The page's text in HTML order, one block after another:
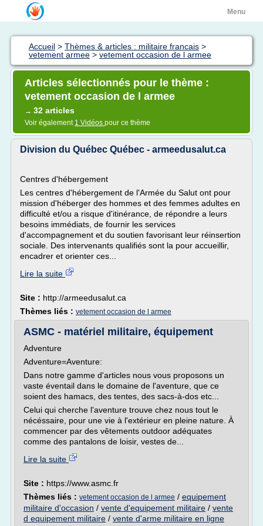
Menu
Accueil > Thèmes & articles : militaire francais >
vetement armee > vetement occasion de l armee
Articles sélectionnés pour le thème :
vetement occasion de l armee
→ 32 articles
Voir également 1 Vidéos pour ce thème
Division du Québec Québec - armeedusalut.ca
Centres d'hébergement
Les centres d'hébergement de l'Armée du Salut ont pour
mission d'héberger des hommes et des femmes adultes en
difficulté et/ou a risque d'itinérance, de répondre a leurs
besoins immédiats, de fournir les services
d'accompagnement et du soutien favorisant leur réinsertion
sociale. Des intervenants qualifiés sont la pour accueillir,
encadrer et orienter ces...
Lire la suite
Site : http://armeedusalut.ca
Thèmes liés : vetement occasion de l armee
ASMC - matériel militaire, équipement
Adventure
Adventure=Aventure:
Dans notre gamme d'articles nous vous proposons un
vaste éventail dans le domaine de l'aventure, que ce
soient des hamacs, des tentes, des sacs-à-dos etc...
Celui qui cherche l'aventure trouve chez nous tout le
nécéssaire, pour une vie à l'extérieur en pleine nature. À
commencer par des vêtements outdoor adéquates
comme des pantalons de loisir, vestes de...
Lire la suite
Site : https://www.asmc.fr
Thèmes liés : vetement occasion de l armee / equipement
militaire d'occasion / vente d'equipement militaire / vente
d equipement militaire / vente d'arme militaire en ligne